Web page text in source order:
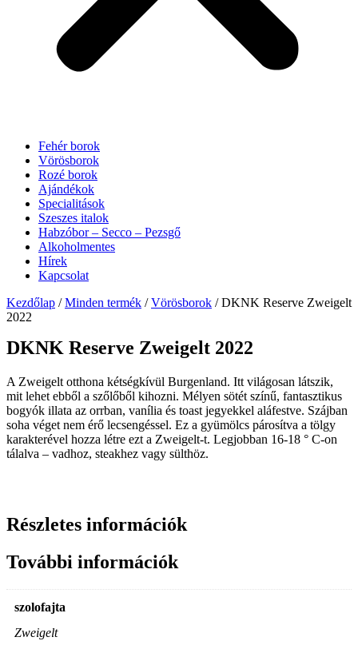
Fehér borok
Vörösborok
Rozé borok
Ajándékok
Specialitások
Szeszes italok
Habzóbor – Secco – Pezsgő
Alkoholmentes
Hírek
Kapcsolat
Kezdőlap /Minden termék /Vörösborok / DKNK Reserve Zweigelt
2022
DKNK Reserve Zweigelt 2022
A Zweigelt otthona kétségkívül Burgenland. Itt világosan látszik,
mit lehet ebből a szőlőből kihozni. Mélyen sötét színű, fantasztikus
bogyók illata az orrban, vanília és toast jegyekkel aláfestve. Szájban
soha véget nem érő lecsengéssel. Ez a gyümölcs párosítva a tölgy
karakterével hozza létre ezt a Zweigelt-t. Legjobban 16-18 ° C-on
tálalva – vadhoz, steakhez vagy sülthöz.
Részletes információk
További információk
szolofajta
Zweigelt